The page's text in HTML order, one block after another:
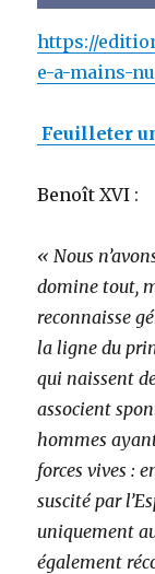
https://
e-a-mains-
Feuilleter
Benoît XVI :
« Nous
domine tout,
reconnaisse
la ligne du
qui naissent
associent
hommes ayant
forces vives :
suscité par
uniquement
également